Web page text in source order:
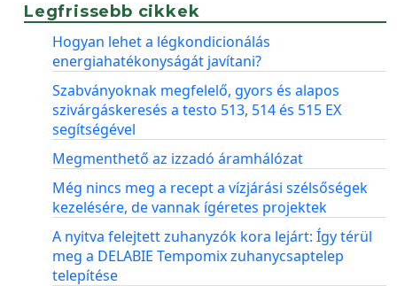
Legfrissebb cikkek
Hogyan lehet a légkondicionálás
energiahatékonyságát javítani?
Szabványoknak megfelelő, gyors és alapos
szivárgáskeresés a testo 513, 514 és 515 EX
segítségével
Megmenthető az izzadó áramhálózat
Még nincs meg a recept a vízjárási szélsőségek
kezelésére, de vannak ígéretes projektek
A nyitva felejtett zuhanyzók kora lejárt: Így térül
meg a DELABIE Tempomix zuhanycsaptelep
telepítése